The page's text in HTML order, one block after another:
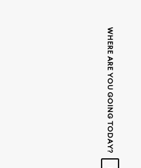
WHERE ARE YOU GOING TODAY?